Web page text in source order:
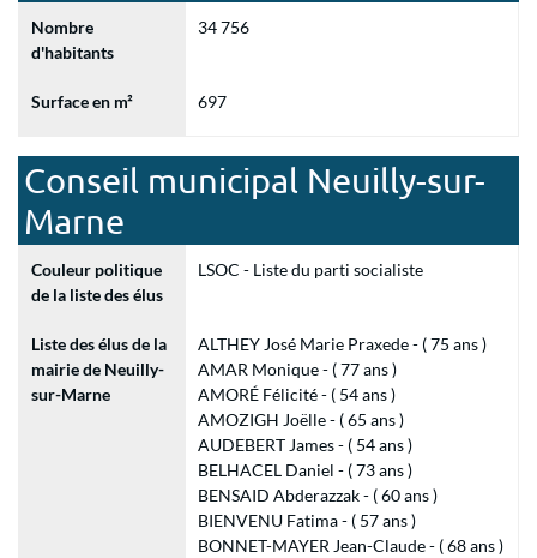
Nombre
d'habitants
34 756
Surface en m² 697
Conseil municipal Neuilly-sur-
Marne
Couleur politique
de la liste des élus
LSOC - Liste du parti socialiste
Liste des élus de la
mairie de Neuilly-
sur-Marne
ALTHEY José Marie Praxede - ( 75 ans )
AMAR Monique - ( 77 ans )
AMORÉ Félicité - ( 54 ans )
AMOZIGH Joëlle - ( 65 ans )
AUDEBERT James - ( 54 ans )
BELHACEL Daniel - ( 73 ans )
BENSAID Abderazzak - ( 60 ans )
BIENVENU Fatima - ( 57 ans )
BONNET-MAYER Jean-Claude - ( 68 ans )